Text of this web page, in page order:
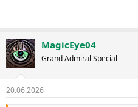
MagicEye04
Grand Admiral Special
20.06.2026